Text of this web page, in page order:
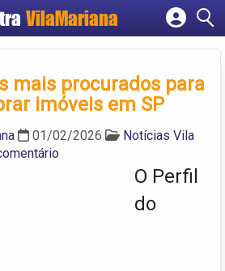
VilaMariana
Cadastrar empresa
Criar conta
mais procurados para
imóveis em SP
01/02/2026
Notícias Vila
O Perfil
do